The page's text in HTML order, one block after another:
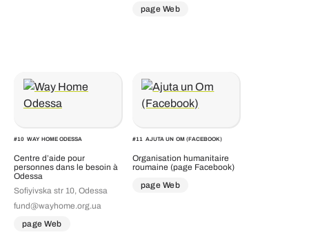
page Web
#10 WAY HOME ODESSA
Centre d’aide pour
personnes dans le besoin à
Odessa
Sofiyivska str 10, Odessa
fund@wayhome.org.ua
page Web
#11 AJUTA UN OM (FACEBOOK)
Organisation humanitaire
roumaine (page Facebook)
page Web